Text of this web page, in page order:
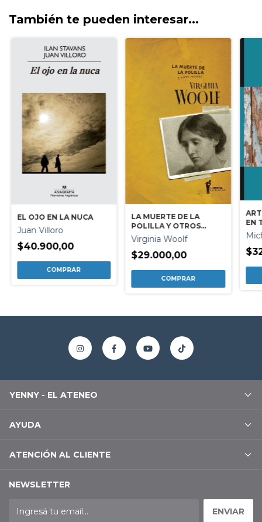
También te pueden interesar...
EL OJO EN LA NUCA
Juan Villoro
$40.900,00
LA MUERTE DE LA
POLILLA Y OTROS
ENSAYOS
Virginia Woolf
$29.000,00
EN
YENNY - EL ATENEO
AYUDA
ATENCIÓN AL CLIENTE
NEWSLETTER